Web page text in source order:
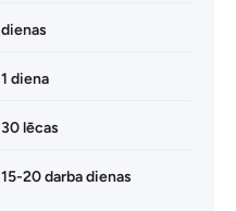
dienas
1 diena
30 lēcas
15-20 darba dienas